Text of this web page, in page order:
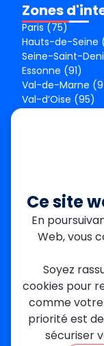
Zones
Paris (75)
Hauts-de-Seine
Seine-Saint-
Essonne (91)
Val-de-Marne
Val-d’Oise (95)
Seine-Saint-Denis
Garges-lès-
Val-de-Marne
Dourdan
Mantes-la-Jolie
Créteil
Seine-et-Marne
Contact
Ce site
En
Web, vous
Soyez
cookies pour
comme votre
priorité est
sécuriser